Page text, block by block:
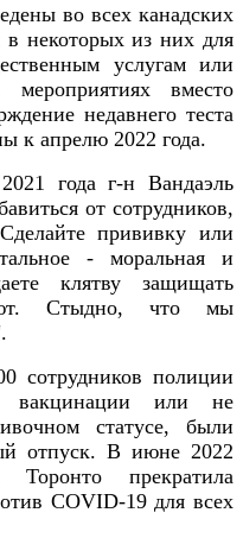
во всех канадских
в некоторых из них для
услугам или
вместо
недавнего теста
к апрелю 2022 года.
года г-н Вандаэль
от сотрудников,
прививку или
- моральная и
клятву защищать
Стыдно, что мы
сотрудников полиции
вакцинации или не
статусе, были
отпуск. В июне 2022
прекратила
COVID-19 для всех